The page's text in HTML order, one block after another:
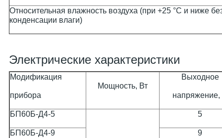
Относительная влажность воздуха (при +25 °С и ниже
конденсации влаги)
Электрические характеристики
Модификация
прибора
Мощность, Вт
Выходное
напряжение,
БП60Б-Д4-5 5
БП60Б-Д4-9 9